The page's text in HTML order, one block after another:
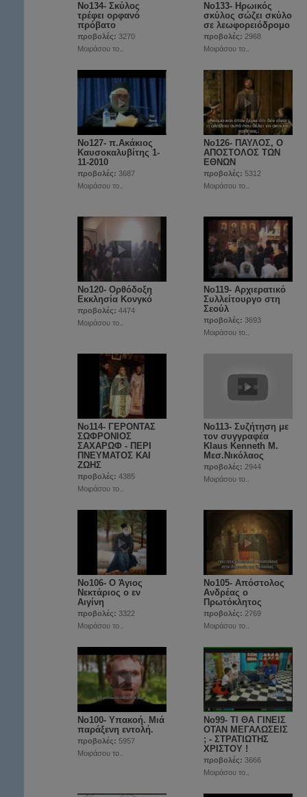
Νο134- Σκύλος
τρέφει ορφανό
πρόβατο
προβολές: 3270
Μοιράσου το..
No133- Ηρωικός
σκύλος σώζει σκύλο
σε λεωφορειόδρομο
προβολές: 2968
Μοιράσου το..
Νο127- π.Ακάκιος
Καυσοκαλυβίτης 1-
11-2010
προβολές: 3687
Μοιράσου το..
Νο126- ΠΑΥΛΟΣ, Ο
ΑΠΟΣΤΟΛΟΣ ΤΩΝ
ΕΘΝΩΝ
προβολές: 5312
Μοιράσου το..
Νο120- Ορθόδοξη
Εκκλησία Κονγκό
προβολές: 4474
Μοιράσου το..
Νο119- Αρχιερατικό
Συλλείτουργο στη
Σεούλ
προβολές: 3693
Μοιράσου το..
No114- ΓΕΡΟΝΤΑΣ
ΣΩΦΡΟΝΙΟΣ
ΣΑΧΑΡΩΦ - ΠΕΡΙ
ΠΝΕΥΜΑΤΟΣ ΚΑΙ
ΖΩΗΣ
προβολές: 4385
Μοιράσου το..
No113- Συζήτηση με
τον συγγραφέα
Klaus Kenneth Μ.
Μεσ.Νικόλαος
προβολές: 2944
Μοιράσου το..
Νο106- Ο Άγιος
Νεκτάριος ο εν
Αιγίνη
προβολές: 3322
Μοιράσου το..
Νο105- Απόστολος
Ανδρέας ο
Πρωτόκλητος
προβολές: 2769
Μοιράσου το..
Νο100- Υπακοή. Μιά
παράξενη εντολή.
προβολές: 5957
Μοιράσου το..
Νο99- ΤΙ ΘΑ ΓΙΝΕΙΣ
ΟΤΑΝ ΜΕΓΑΛΩΣΕΙΣ
; - ΣΤΡΑΤΙΩΤΗΣ
ΧΡΙΣΤΟΥ !
προβολές: 3666
Μοιράσου το..